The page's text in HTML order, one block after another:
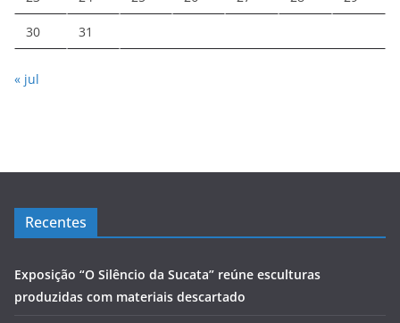
30 31
« jul
Recentes
Exposição “O Silêncio da Sucata” reúne esculturas
produzidas com materiais descartado